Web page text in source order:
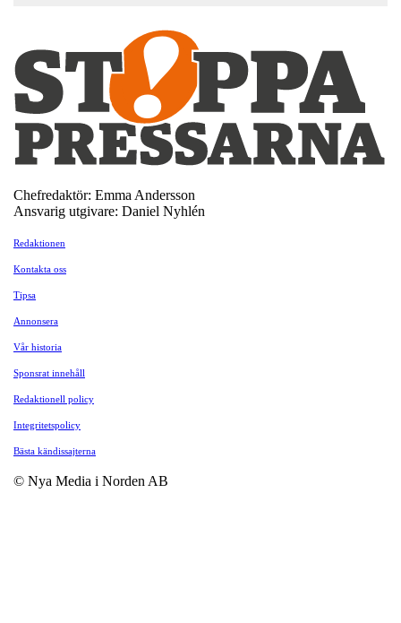
Chefredaktör: Emma Andersson
Ansvarig utgivare: Daniel Nyhlén
Redaktionen
Kontakta oss
Tipsa
Annonsera
Vår historia
Sponsrat innehåll
Redaktionell policy
Integritetspolicy
Bästa kändissajterna
© Nya Media i Norden AB